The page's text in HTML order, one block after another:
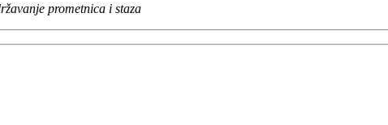
prometnica i staza